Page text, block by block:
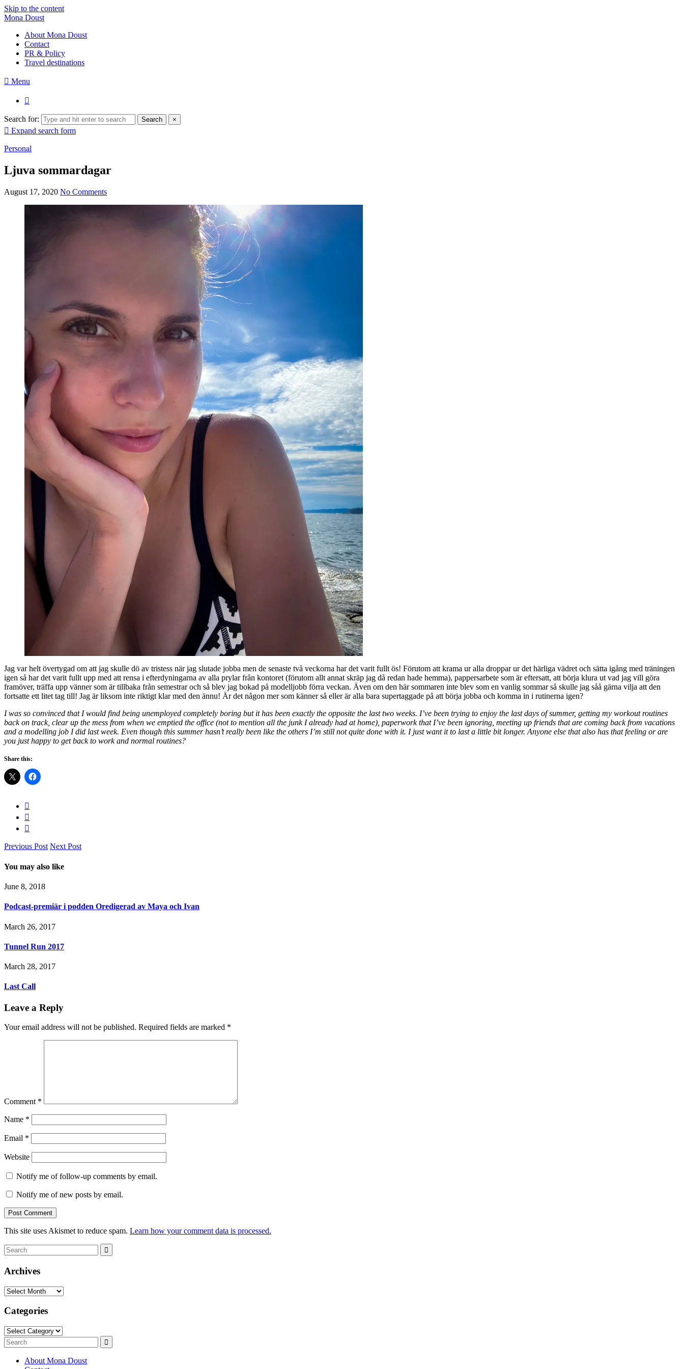
Skip to the content
Mona Doust
About Mona Doust
Contact
PR & Policy
Travel destinations
Menu
Search for: Search ×
Expand search form
Personal
Ljuva sommardagar
August 17, 2020 No Comments
Jag var helt övertygad om att jag skulle dö av tristess när jag slutade jobba men de senaste två veckorna har det varit fullt ös! Förutom att krama ur alla droppar ur det härliga vädret och sätta igång med träningen
igen så har det varit fullt upp med att rensa i efterdyningarna av alla prylar från kontoret (förutom allt annat skräp jag då redan hade hemma), pappersarbete som är eftersatt, att börja klura ut vad jag vill göra
framöver, träffa upp vänner som är tillbaka från semestrar och så blev jag bokad på modelljobb förra veckan. Även om den här sommaren inte blev som en vanlig sommar så skulle jag såå gärna vilja att den
fortsatte ett litet tag till! Jag är liksom inte riktigt klar med den ännu! Är det någon mer som känner så eller är alla bara supertaggade på att börja jobba och komma in i rutinerna igen?
I was so convinced that I would find being unemployed completely boring but it has been exactly the opposite the last two weeks. I’ve been trying to enjoy the last days of summer, getting my workout routines
back on track, clear up the mess from when we emptied the office (not to mention all the junk I already had at home), paperwork that I’ve been ignoring, meeting up friends that are coming back from vacations
and a modelling job I did last week. Even though this summer hasn’t really been like the others I’m still not quite done with it. I just want it to last a little bit longer. Anyone else that also has that feeling or are
you just happy to get back to work and normal routines?
Share this:
Previous Post Next Post
You may also like
June 8, 2018
Podcast-premiär i podden Oredigerad av Maya och Ivan
March 26, 2017
Tunnel Run 2017
March 28, 2017
Last Call
Leave a Reply
Your email address will not be published. Required fields are marked *
Comment *
Name *
Email *
Website
Notify me of follow-up comments by email.
Notify me of new posts by email.
This site uses Akismet to reduce spam. Learn how your comment data is processed.
Search
for:
Archives
Archives
Categories
Categories
Search
for:
About Mona Doust